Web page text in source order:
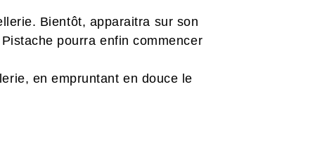
Bientôt, apparaitra sur son
pourra enfin commencer
en empruntant en douce le